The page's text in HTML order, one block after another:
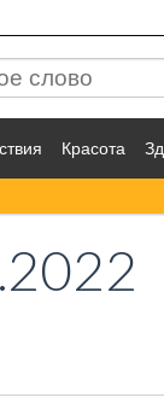
Красота